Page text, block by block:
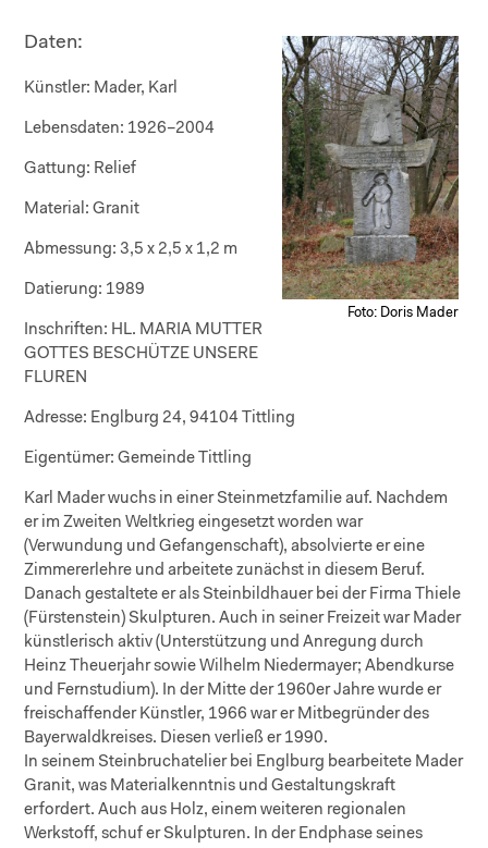
Foto: Doris Mader
Daten:
Künstler: Mader, Karl
Lebensdaten: 1926–2004
Gattung: Relief
Material: Granit
Abmessung: 3,5 x 2,5 x 1,2 m
Datierung: 1989
Inschriften: HL. MARIA MUTTER
GOTTES BESCHÜTZE UNSERE
FLUREN
Adresse: Englburg 24, 94104 Tittling
Eigentümer: Gemeinde Tittling
Karl Mader wuchs in einer Steinmetzfamilie auf. Nachdem
er im Zweiten Weltkrieg eingesetzt worden war
(Verwundung und Gefangenschaft), absolvierte er eine
Zimmererlehre und arbeitete zunächst in diesem Beruf.
Danach gestaltete er als Steinbildhauer bei der Firma Thiele
(Fürstenstein) Skulpturen. Auch in seiner Freizeit war Mader
künstlerisch aktiv (Unterstützung und Anregung durch
Heinz Theuerjahr sowie Wilhelm Niedermayer; Abendkurse
und Fernstudium). In der Mitte der 1960er Jahre wurde er
freischaffender Künstler, 1966 war er Mitbegründer des
Bayerwaldkreises. Diesen verließ er 1990.
In seinem Steinbruchatelier bei Englburg bearbeitete Mader
Granit, was Materialkenntnis und Gestaltungskraft
erfordert. Auch aus Holz, einem weiteren regionalen
Werkstoff, schuf er Skulpturen. In der Endphase seines